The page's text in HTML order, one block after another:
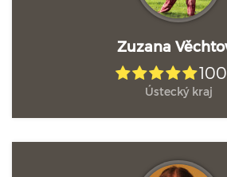
Zuzana
Ústecký kraj